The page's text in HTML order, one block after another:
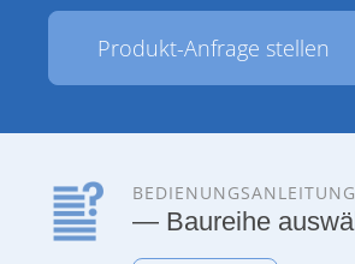
Produkt-Anfrage stellen
BEDIENUNGSANLEITUNG